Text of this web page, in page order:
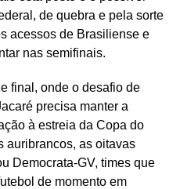
de quebra e pela sorte
acessos de Brasiliense e
nas semifinais.
final, onde o desafio de
precisa manter a
à estreia da Copa do
auribrancos, as oitavas
Democrata-GV, times que
de momento em